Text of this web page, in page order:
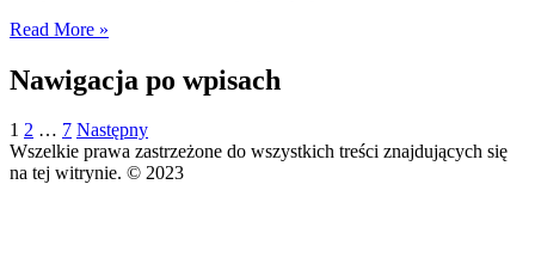
Read More »
Nawigacja po wpisach
1 2 … 7 Następny
Wszelkie prawa zastrzeżone do wszystkich treści znajdujących się
na tej witrynie. © 2023